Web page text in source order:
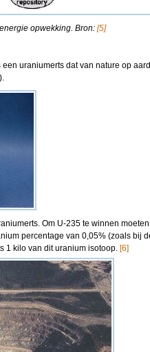
opwekking. Bron: [5]
uraniumerts dat van nature op
).
Om U-235 te winnen
percentage van 0,05% (zoals bij
1 kilo van dit uranium isotoop. [6]